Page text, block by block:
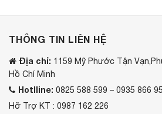
THÔNG TIN LIÊN HỆ
Địa chỉ: 1159 Mỹ Phước Tận
Hồ Chí Minh
Hotlline: 0825 588 599 – 0935 866
Hỡ Trợ KT : 0987 162 226